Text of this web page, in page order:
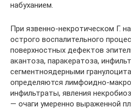
набуханием.
При язвенно-некротическом Г.
острого воспалительного
поверхностных дефектов
акантоза, паракератоза,
сегментноядерными
определяются лимфоидно-
инфильтраты, явления
— очаги умеренно выраженной